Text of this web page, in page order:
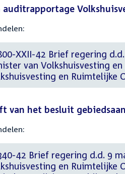
XXII-42 Brief regering
van Volkshuisvesting
en Ruimtelijke
van het besluit
42 Brief regering d.d. 9
en Ruimtelijke